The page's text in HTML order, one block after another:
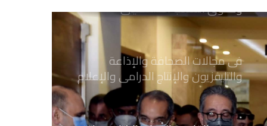
والتليفزيون والإنتاج الدرامى والإعلام
الرقمي
معرض القاهرة الدولي للكتاب.. ملتقى
القراء والمثقفين العرب